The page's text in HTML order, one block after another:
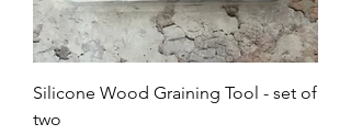
Silicone Wood Graining Tool - set of
two